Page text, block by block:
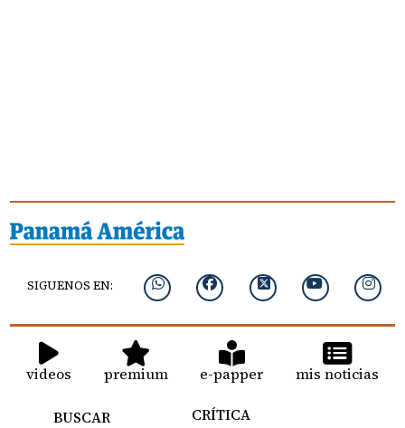
SIGUENOS EN:
videos premium e-papper mis noticias
BUSCAR
CRÍTICA